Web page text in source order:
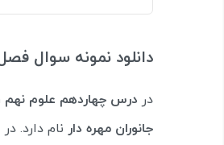
دانلود نمونه سوال فصل 14 علوم
در درس چهاردهم علوم نهم
جانوران مهره دار نام دارد.